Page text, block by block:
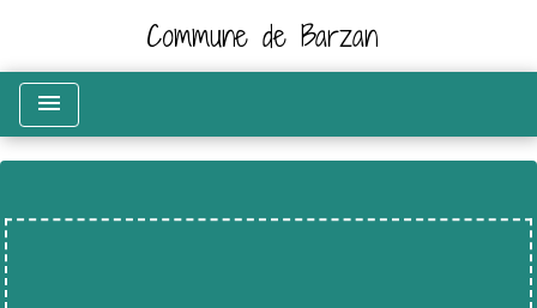
Commune de Barzan
menu